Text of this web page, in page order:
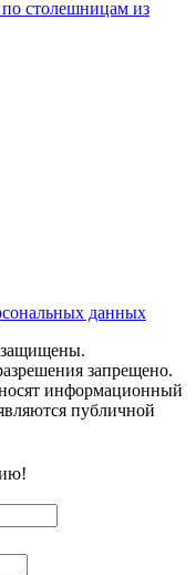
столешницам из
данных
запрещено.
информационный
публичной